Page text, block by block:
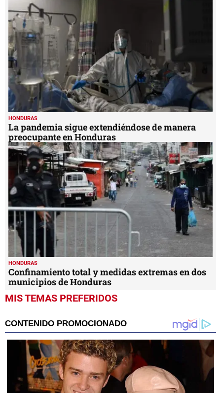
HONDURAS
La pandemia sigue extendiéndose de manera
preocupante en Honduras
HONDURAS
Confinamiento total y medidas extremas en dos
municipios de Honduras
MIS TEMAS PREFERIDOS